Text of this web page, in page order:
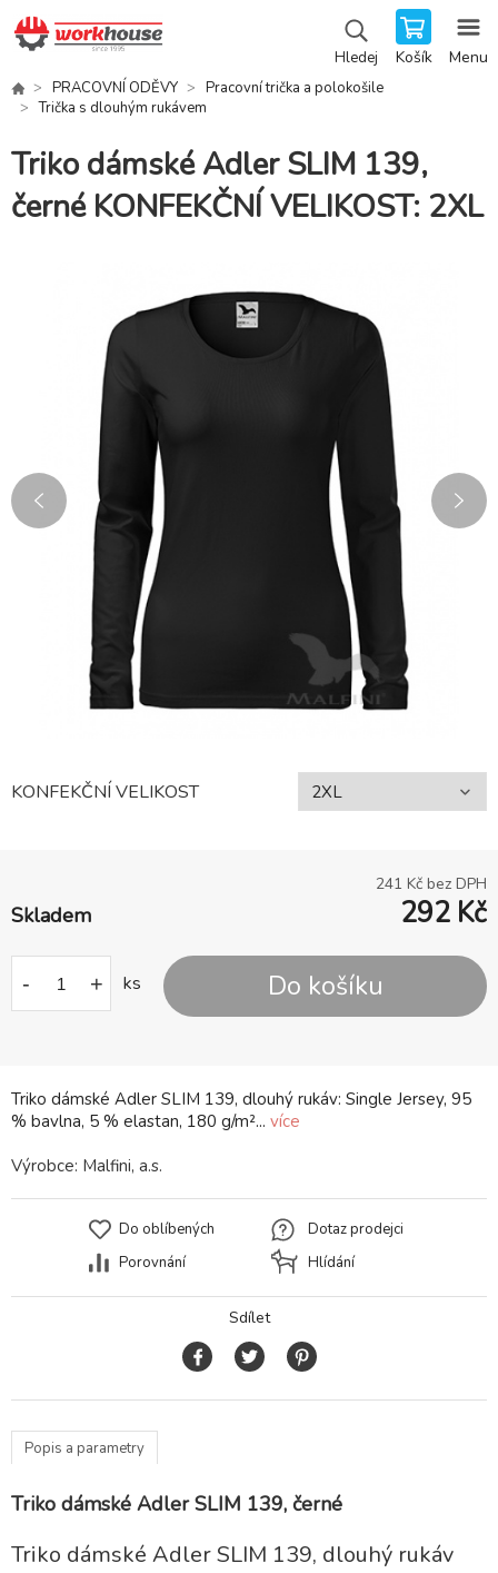
Hledej Košík Menu
PRACOVNÍ ODĚVY
Pracovní trička a polokošile
Trička s dlouhým rukávem
Triko dámské Adler SLIM 139,
černé KONFEKČNÍ VELIKOST: 2XL
Triko dámské Adler SLIM 139, dlouhý rukáv: Single Jersey, 95
% bavlna, 5 % elastan, 180 g/m²... více
KONFEKČNÍ VELIKOST
241 Kč bez DPH
Skladem 292 Kč
- + ks Do košíku
Výrobce: Malfini, a.s.
Do oblíbených
Porovnání
Dotaz prodejci
Hlídání
Sdílet
Popis a parametry
Triko dámské Adler SLIM 139, černé
Triko dámské Adler SLIM 139, dlouhý rukáv